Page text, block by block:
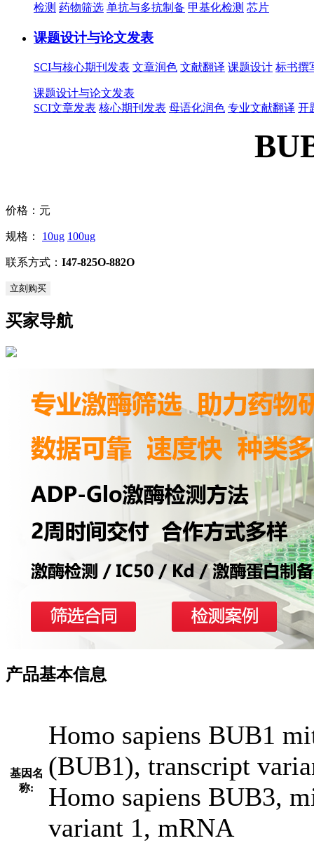
检测 药物筛选 单抗与多抗制备 甲基化检测 芯片
课题设计与论文发表
SCI与核心期刊发表 文章润色 文献翻译 课题设计 标书撰
课题设计与论文发表
SCI文章发表 核心期刊发表 母语化润色 专业文献翻译 开
价格： 元
规格： 10ug 100ug
联系方式： I47-825O-882O
立刻购买
买家导航
产品基本信息
基因名
称:
Homo sapiens BUB1
(BUB1), transcript
Homo sapiens BUB3,
variant 1, mRNA